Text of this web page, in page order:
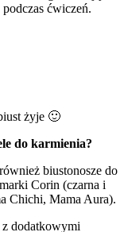
ćwiczeń.
żyje 🙂
do karmienia?
biustonosze do
Corin (czarna i
Chichi, Mama Aura).
z dodatkowymi